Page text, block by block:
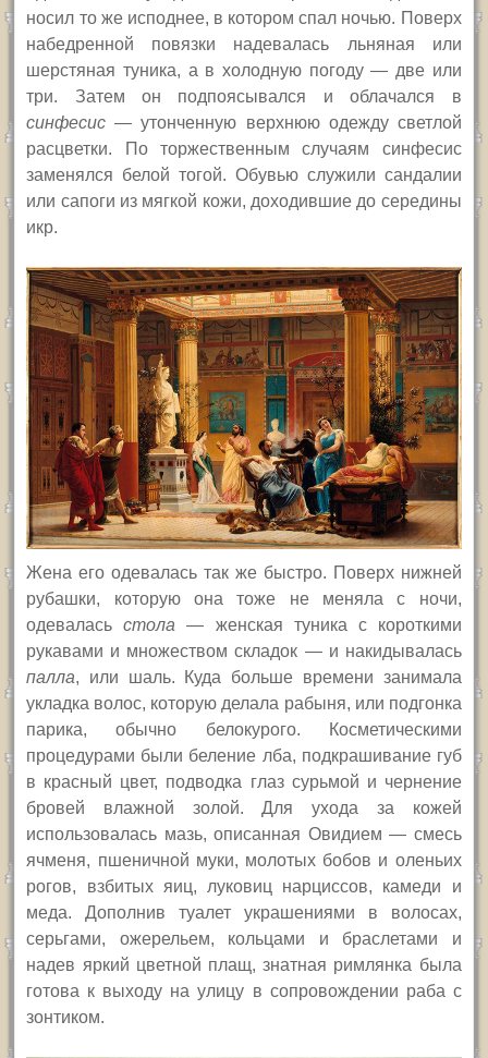
носил то же исподнее, в котором спал ночью. Поверх
набедренной повязки надевалась льняная или
шерстяная туника, а в холодную погоду — две или
три. Затем он подпоясывался и облачался в
синфесис — утонченную верхнюю одежду светлой
расцветки. По торжественным случаям синфесис
заменялся белой тогой. Обувью служили сандалии
или сапоги из мягкой кожи, доходившие до середины
икр.
Жена его одевалась так же быстро. Поверх нижней
рубашки, которую она тоже не меняла с ночи,
одеваласьстола — женская туника с короткими
рукавами и множеством складок — и накидывалась
палла, или шаль. Куда больше времени занимала
укладка волос, которую делала рабыня, или подгонка
парика, обычно белокурого. Косметическими
процедурами были беление лба, подкрашивание губ
в красный цвет, подводка глаз сурьмой и чернение
бровей влажной золой. Для ухода за кожей
использовалась мазь, описанная Овидием — смесь
ячменя, пшеничной муки, молотых бобов и оленьих
рогов, взбитых яиц, луковиц нарциссов, камеди и
меда. Дополнив туалет украшениями в волосах,
серьгами, ожерельем, кольцами и браслетами и
надев яркий цветной плащ, знатная римлянка была
готова к выходу на улицу в сопровождении раба с
зонтиком.